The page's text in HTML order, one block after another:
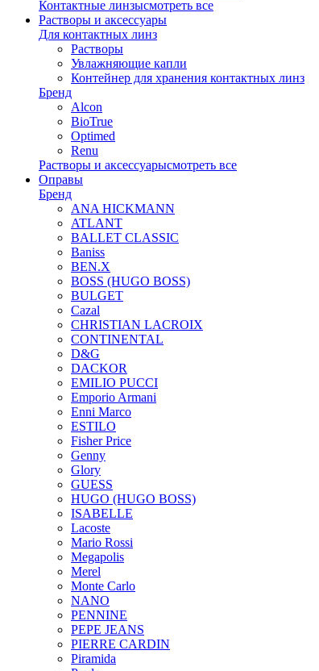
Контактные линзысмотреть все
Растворы и аксессуары
Для контактных линз
Растворы
Увлажняющие капли
Контейнер для хранения контактных линз
Бренд
Alcon
BioTrue
Optimed
Renu
Растворы и аксессуарысмотреть все
Оправы
Бренд
ANA HICKMANN
ATLANT
BALLET CLASSIC
Baniss
BEN.X
BOSS (HUGO BOSS)
BULGET
Cazal
CHRISTIAN LACROIX
CONTINENTAL
D&G
DACKOR
EMILIO PUCCI
Emporio Armani
Enni Marco
ESTILO
Fisher Price
Genny
Glory
GUESS
HUGO (HUGO BOSS)
ISABELLE
Lacoste
Mario Rossi
Megapolis
Merel
Monte Carlo
NANO
PENNINE
PEPE JEANS
PIERRE CARDIN
Piramida